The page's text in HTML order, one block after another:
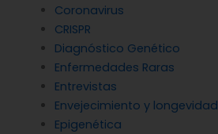
Coronavirus
CRISPR
Diagnóstico Genético
Enfermedades Raras
Entrevistas
Envejecimiento y longevidad
Epigenética